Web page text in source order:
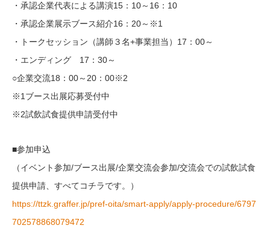
・承認企業代表による講演15：10～16：10
・承認企業展示ブース紹介16：20～※1
・トークセッション（講師３名+事業担当）17：00～
・エンディング 17：30～
○企業交流18：00～20：00※2
※1ブース出展応募受付中
※2試飲試食提供申請受付中
■参加申込
（イベント参加/ブース出展/企業交流会参加/交流会での試飲試食
提供申請、すべてコチラです。）
https://ttzk.graffer.jp/pref-oita/smart-apply/apply-procedure/6797
702578868079472